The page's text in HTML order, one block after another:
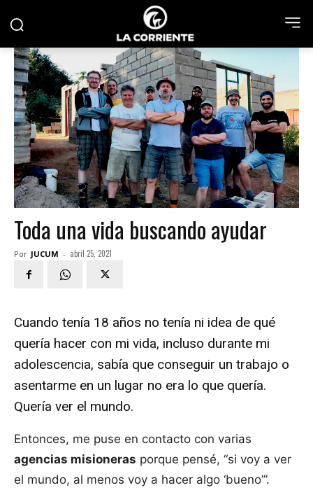
Toda una vida buscando ayudar
Por JUCUM - abril 25, 2021
Cuando tenía 18 años no tenía ni idea de qué
quería hacer con mi vida, incluso durante mi
adolescencia, sabía que conseguir un trabajo o
asentarme en un lugar no era lo que quería.
Quería ver el mundo.
Entonces, me puse en contacto con varias
agencias misioneras porque pensé, “si voy a ver
el mundo, al menos voy a hacer algo ‘bueno’”.